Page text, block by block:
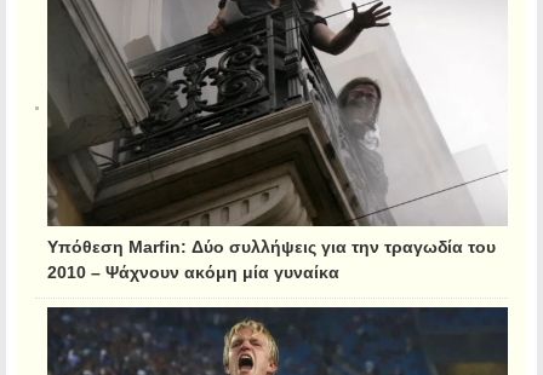
Υπόθεση Marfin: Δύο συλλήψεις για την τραγωδία του
2010 – Ψάχνουν ακόμη μία γυναίκα